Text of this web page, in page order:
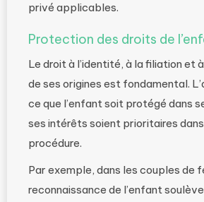
privé applicables.
Protection des droits de
Le droit à l’identité, à la filiation et
de ses origines est fondamental.
ce que l’enfant soit protégé dans
ses intérêts soient prioritaires
procédure.
Par exemple, dans les couples de
reconnaissance de l’enfant